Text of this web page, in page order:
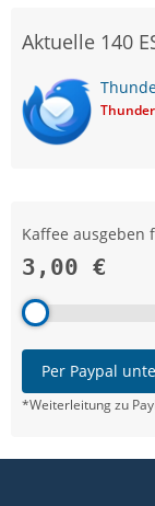
Aktuelle 140
Thunder
Kaffee ausgeben
3,00 €
Per Paypal
*Weiterleitung zu